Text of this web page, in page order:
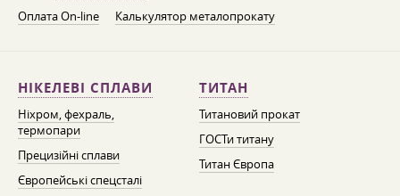
Оплата On-line
Калькулятор металопрокату
НІКЕЛЕВІ СПЛАВИ
Ніхром, фехраль,
термопари
Прецизійні сплави
Європейські спецсталі
ТИТАН
Титановий прокат
ГОСТи титану
Титан Європа